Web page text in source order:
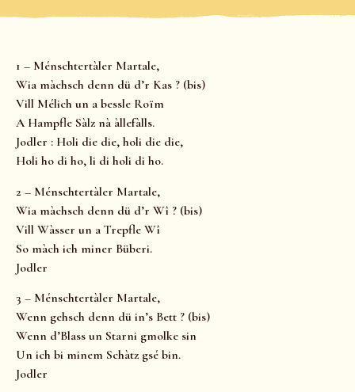
1 – Ménschtertàler Martale,
Wia màchsch denn dü d’r Kas ? (bis)
Vill Mélich un a bessle Roïm
A Hampfle Sàlz nà àllefàlls.
Jodler : Holi die die, holi die die,
Holi ho di ho, li di holi di ho.
2 – Ménschtertàler Martale,
Wia màchsch denn dü d’r Wî ? (bis)
Vill Wàsser un a Trepfle Wî
So màch ich miner Büberi.
Jodler
3 – Ménschtertàler Martale,
Wenn gehsch denn dü in’s Bett ? (bis)
Wenn d’Blass un Starni gmolke sin
Un ich bi minem Schàtz gsé bin.
Jodler